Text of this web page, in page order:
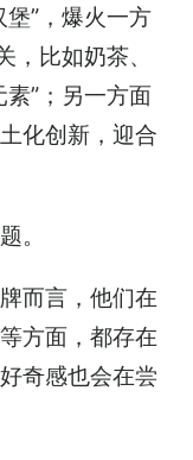
”，爆火一方
，比如奶茶、
”；另一方面
化创新，迎合
。
而言，他们在
方面，都存在
奇感也会在尝